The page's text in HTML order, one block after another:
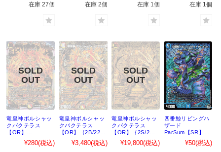
在庫 27個 在庫 2個 在庫 1個 在庫 1個
竜皇神ボルシャッ
クバクテラス
【OR】
｛OR2/OR2｝
［23RP4X］
¥280(税込)
竜皇神ボルシャッ
クバクテラス
【OR】｛2B/22｝
［23RP4］
¥3,480(税込)
竜皇神ボルシャッ
クバクテラス
【OR】｛2S/2｝
［23RP4］
¥19,800(税込)
四番鯨リビングハ
ザード
ParSum【SR】
｛S1/S8｝
［23RP4］
¥50(税込)